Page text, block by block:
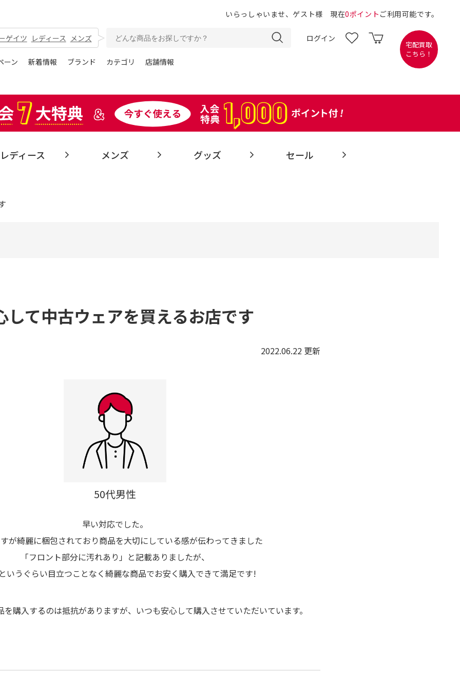
いらっしゃいませ、ゲスト様 現在0ポイント ご利用可能です。
ゲイツ レディース メンズ ログイン
ーン 新着情報 ブランド カテゴリ 店舗情報
宅配買取
こちら！
レディース メンズ グッズ セール
して中古ウェアを買えるお店です
2022.06.22 更新
50代男性
早い対応でした。
が綺麗に梱包されており商品を大切にしている感が伝わってきました
「フロント部分に汚れあり」と記載ありましたが、
いうぐらい目立つことなく綺麗な商品でお安く購入できて満足です!
購入するのは抵抗がありますが、いつも安心して購入させていただいています。